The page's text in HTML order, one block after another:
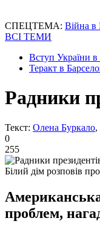
СПЕЦТЕМА: Війна в
ВСІ ТЕМИ
Вступ України
Теракт в
Радники
Текст: Олена Буркало,
0
255
Білий дім розповів
проблем,